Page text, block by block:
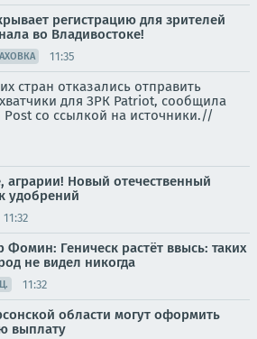
регистрацию для зрителей
во Владивостоке!
11:35
стран отказались отправить
для ЗРК Patriot, сообщила
Post со ссылкой на источники.//
аграрии! Новый отечественный
удобрений
11:32
Фомин: Геническ растёт ввысь: таких
не видел никогда
11:32
области могут оформить
выплату